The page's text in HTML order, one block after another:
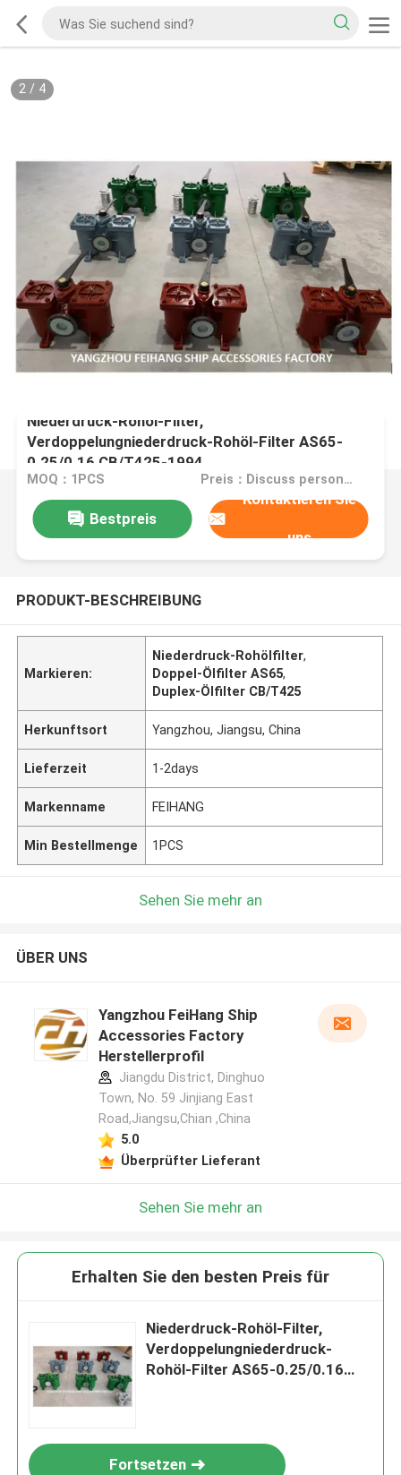
2/ 4
Niederdruck-Rohöl-Filter,
Verdoppelungniederdruck-Rohöl-Filter AS65-
0.25/0.16 CB/T425-1994
MOQ：1PCS Preis：Discuss personally
Bestpreis
Kontaktieren Sie
uns
PRODUKT-BESCHREIBUNG
Markieren:
Niederdruck-Rohölfilter,
Doppel-Ölfilter AS65,
Duplex-Ölfilter CB/T425
Herkunftsort Yangzhou, Jiangsu, China
Lieferzeit 1-2days
Markenname FEIHANG
Min Bestellmenge 1PCS
Sehen Sie mehr an
ÜBER UNS
Yangzhou FeiHang Ship
Accessories Factory
Herstellerprofil
Jiangdu District, Dinghuo
Town, No. 59 Jinjiang East
Road,Jiangsu,Chian ,China
5.0
Überprüfter Lieferant
Sehen Sie mehr an
Erhalten Sie den besten Preis für
Niederdruck-Rohöl-Filter,
Verdoppelungniederdruck-
Rohöl-Filter AS65-0.25/0.16
Fortsetzen